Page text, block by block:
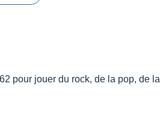
Line Lebel -1k Impedance
EQ rotary controls Effects send Valve
Tubes 1 x ECC83 1 x ECC82 Output
pour jouer du rock, de la pop, de la